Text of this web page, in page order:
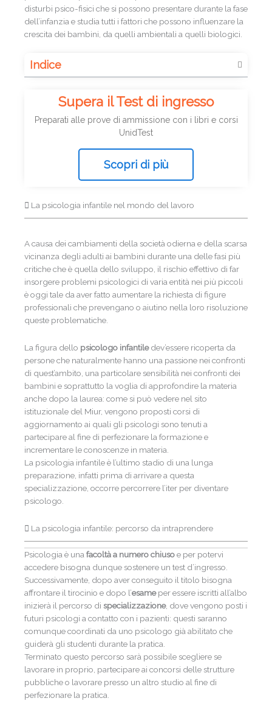
disturbi psico-fisici che si possono presentare durante la fase
dell’infanzia e studia tutti i fattori che possono influenzare la
crescita dei bambini, da quelli ambientali a quelli biologici.
Indice
Supera il Test di ingresso
Preparati alle prove di ammissione con i libri e corsi
UnidTest
Scopri di più
La psicologia infantile nel mondo del lavoro
A causa dei cambiamenti della società odierna e della scarsa
vicinanza degli adulti ai bambini durante una delle fasi più
critiche che è quella dello sviluppo, il rischio effettivo di far
insorgere problemi psicologici di varia entità nei più piccoli
è oggi tale da aver fatto aumentare la richiesta di figure
professionali che prevengano o aiutino nella loro risoluzione
queste problematiche.
La figura dello psicologo infantiledev’essere ricoperta da
persone che naturalmente hanno una passione nei confronti
di quest’ambito, una particolare sensibilità nei confronti dei
bambini e soprattutto la voglia di approfondire la materia
anche dopo la laurea: come si può vedere nel sito
istituzionale del Miur, vengono proposti corsi di
aggiornamento ai quali gli psicologi sono tenuti a
partecipare al fine di perfezionare la formazione e
incrementare le conoscenze in materia.
La psicologia infantile è l’ultimo stadio di una lunga
preparazione, infatti prima di arrivare a questa
specializzazione, occorre percorrere l’iter per diventare
psicologo.
La psicologia infantile: percorso da intraprendere
Psicologia è unafacoltà a numero chiusoe per potervi
accedere bisogna dunque sostenere un test d’ingresso.
Successivamente, dopo aver conseguito il titolo bisogna
affrontare il tirocinio e dopo l’esameper essere iscritti all’albo
inizierà il percorso di specializzazione, dove vengono posti i
futuri psicologi a contatto con i pazienti: questi saranno
comunque coordinati da uno psicologo già abilitato che
guiderà gli studenti durante la pratica.
Terminato questo percorso sarà possibile scegliere se
lavorare in proprio, partecipare ai concorsi delle strutture
pubbliche o lavorare presso un altro studio al fine di
perfezionare la pratica.